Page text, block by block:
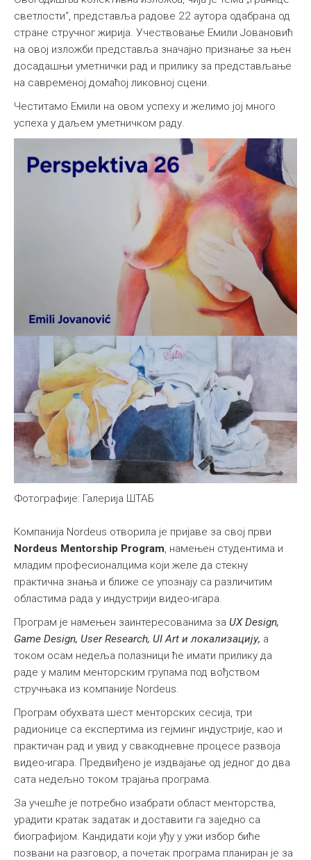
светлости“, представља радове 22 аутора одабрана од
стране стручног жирија. Учествовање Емили Јовановић
на овој изложби представља значајно признање за њен
досадашњи уметнички рад и прилику за представљање
на савременој домаћој ликовној сцени.
Честитамо Емили на овом успеху и желимо јој много
успеха у даљем уметничком раду.
Фотографије: Галерија ШТАБ
Компанија Nordeus отворила је пријаве за свој први
Nordeus Mentorship Program, намењен студентима и
младим професионалцима који желе да стекну
практична знања и ближе се упознају са различитим
областима рада у индустрији видео-игара.
Програм је намењен заинтересованима за UX Design,
Game Design, User Research, UI Art и локализацију, а
током осам недеља полазници ће имати прилику да
раде у малим менторским групама под вођством
стручњака из компаније Nordeus.
Програм обухвата шест менторских сесија, три
радионице са експертима из гејминг индустрије, као и
практичан рад и увид у свакодневне процесе развоја
видео-игара. Предвиђено је издвајање од једног до два
сата недељно током трајања програма.
За учешће је потребно изабрати област менторства,
урадити кратак задатак и доставити га заједно са
биографијом. Кандидати који уђу у ужи избор биће
позвани на разговор, а почетак програма планиран је за